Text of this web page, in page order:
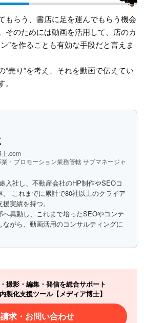
もらう、書店に足を運んでもらう機会
そのためには動画を活用して、店のカ
”を作ることも有効な手段だと言えま
”売り”を考え、それを動画で伝えてい
.com
業・プロモーション業務管轄 サブマネージャ
入社し、不動産会社のHP制作やSEOコ
これまでに累計で80社以上のクライア
実績を持つ。
へ異動し、これまで培ったSEOやコンテ
がら、動画活用のコンサルティングに
撮影・編集・発信を総合サポート
製化支援ツール【メディア博士】
求・お問い合わせ